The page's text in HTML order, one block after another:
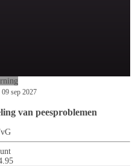
sep 2027
van peesproblemen